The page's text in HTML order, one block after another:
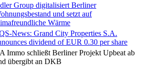
Group digitalisiert Berliner
und setzt auf
Wärme
News: Grand City Properties S.A.
dividend of EUR 0.30 per share
Immo schließt Berliner Projekt Upbeat ab
übergibt an DKB